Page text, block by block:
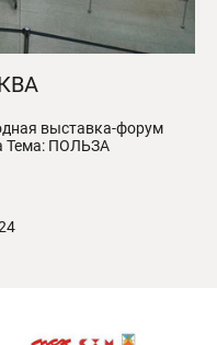
выставка-форум
Тема: ПОЛЬЗА